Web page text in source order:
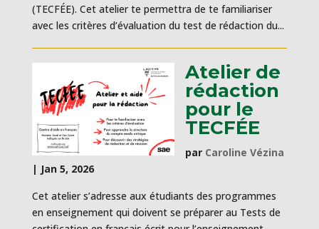
(TECFÉE). Cet atelier te permettra de te familiariser
avec les critères d’évaluation du test de rédaction du...
Atelier de
rédaction
pour le
TECFÉE
par Caroline Vézina
| Jan 5, 2026
Cet atelier s’adresse aux étudiants des programmes
en enseignement qui doivent se préparer au Tests de